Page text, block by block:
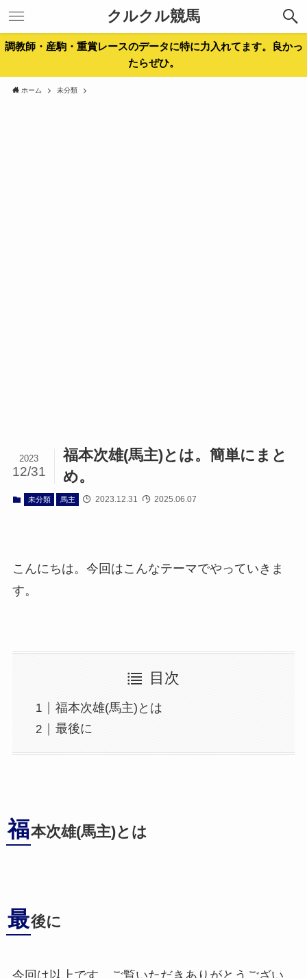
クルクル競馬
調教師・産駒・重賞レースのデータに特に力入れてます。良かっ
たらぜひ。
ホーム 未分類
福本次雄(馬主)とは。簡単にまと
め。
2023
12/31
未分類 馬主 2023.12.31 2025.06.07
こんにちは。今回はこんなテーマでやっていきま
す。
目次
福本次雄(馬主)とは
最後に
福本次雄(馬主)とは
最後に